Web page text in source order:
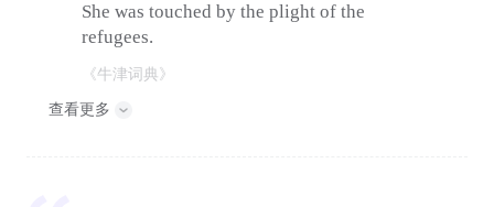
She was touched by the plight of the
refugees.
《牛津词典》
查看更多